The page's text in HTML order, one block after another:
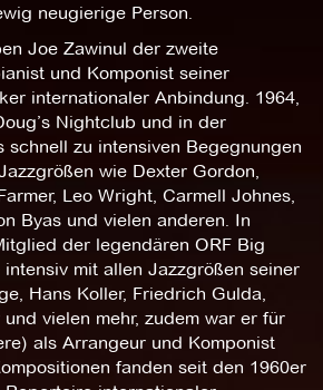
neugierige Person.
Joe Zawinul der zweite
und Komponist seiner
internationaler Anbindung. 1964,
Nightclub und in der
schnell zu intensiven Begegnungen
wie Dexter Gordon,
Leo Wright, Carmell Johnes,
Byas und vielen anderen. In
der legendären ORF Big
mit allen Jazzgrößen seiner
Hans Koller, Friedrich Gulda,
vielen mehr, zudem war er für
als Arrangeur und Komponist
fanden seit den 1960er